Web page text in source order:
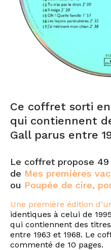
Ce coffret sorti
qui contiennent
Gall parus entre
Le coffret propose
de Mes premières
ou Poupée de cire,
Une première édition
identiques à celui de
qui contiennent des
entre 1963 et 1968. Le
commenté de 10 pages.